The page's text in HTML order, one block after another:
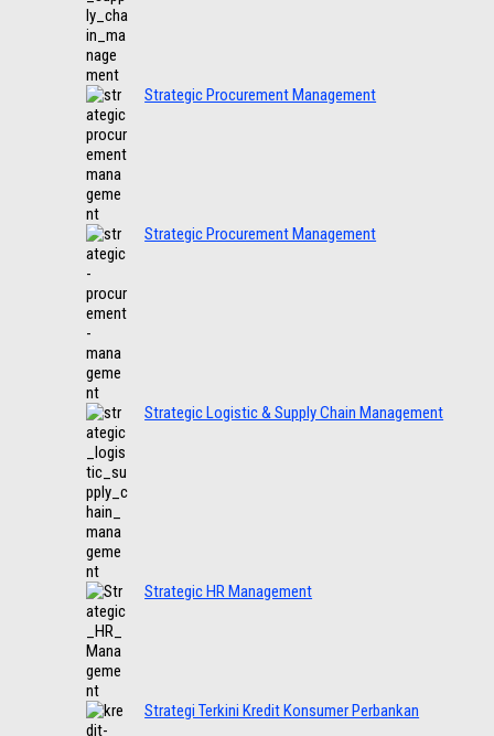
Strategic Procurement Management
Strategic Procurement Management
Strategic Logistic & Supply Chain Management
Strategic HR Management
Strategi Terkini Kredit Konsumer Perbankan